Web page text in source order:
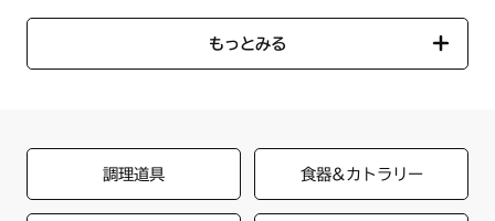
もっとみる
調理道具 食器&カトラリー